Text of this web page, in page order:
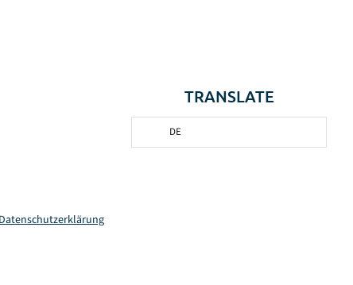
TRANSLATE
DE